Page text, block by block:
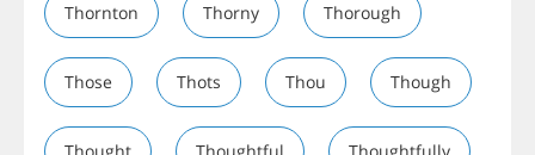
Thornton Thorny Thorough
Those Thots Thou Though